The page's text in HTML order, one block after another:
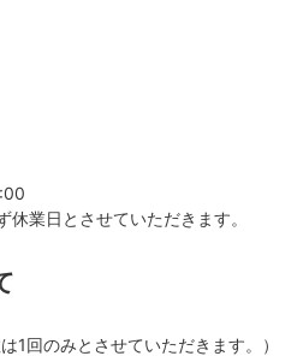
業日とさせていただきます。
1回のみとさせていただきます。）